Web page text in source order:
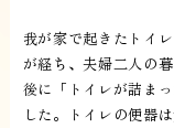
我が家で起きたトイ
が経ち、夫婦二人の
後に「トイレが詰ま
した。トイレの便器